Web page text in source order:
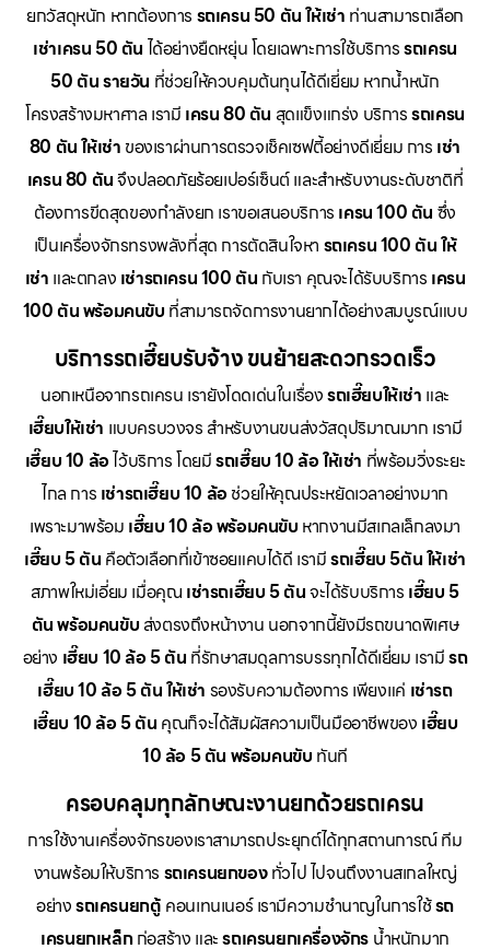
ยกวัสดุหนัก หากต้องการ รถเครน 50 ตัน ให้เช่า ท่านสามารถเลือก
เช่าเครน 50 ตัน ได้อย่างยืดหยุ่น โดยเฉพาะการใช้บริการรถเครน
50 ตัน รายวัน ที่ช่วยให้ควบคุมต้นทุนได้ดีเยี่ยม หากน้ำหนัก
โครงสร้างมหาศาล เรามี เครน 80 ตัน สุดแข็งแกร่ง บริการรถเครน
80 ตัน ให้เช่า ของเราผ่านการตรวจเช็คเซฟตี้อย่างดีเยี่ยม การ เช่า
เครน 80 ตันจึงปลอดภัยร้อยเปอร์เซ็นต์ และสำหรับงานระดับชาติที่
ต้องการขีดสุดของกำลังยก เราขอเสนอบริการ เครน 100 ตัน ซึ่ง
เป็นเครื่องจักรทรงพลังที่สุด การตัดสินใจหา รถเครน 100 ตัน ให้
เช่า และตกลง เช่ารถเครน 100 ตัน กับเรา คุณจะได้รับบริการ เครน
100 ตัน พร้อมคนขับ ที่สามารถจัดการงานยากได้อย่างสมบูรณ์แบบ
บริการรถเฮี๊ยบรับจ้าง ขนย้ายสะดวกรวดเร็ว
นอกเหนือจากรถเครน เรายังโดดเด่นในเรื่องรถเฮี๊ยบให้เช่า และ
เฮี๊ยบให้เช่า แบบครบวงจร สำหรับงานขนส่งวัสดุปริมาณมาก เรามี
เฮี๊ยบ 10 ล้อไว้บริการ โดยมีรถเฮี๊ยบ 10 ล้อ ให้เช่า ที่พร้อมวิ่งระยะ
ไกล การ เช่ารถเฮี๊ยบ 10 ล้อช่วยให้คุณประหยัดเวลาอย่างมาก
เพราะมาพร้อม เฮี๊ยบ 10 ล้อ พร้อมคนขับ หากงานมีสเกลเล็กลงมา
เฮี๊ยบ 5 ตัน คือตัวเลือกที่เข้าซอยแคบได้ดี เรามีรถเฮี๊ยบ 5ตัน ให้เช่า
สภาพใหม่เอี่ยม เมื่อคุณ เช่ารถเฮี๊ยบ 5 ตันจะได้รับบริการ เฮี๊ยบ 5
ตัน พร้อมคนขับ ส่งตรงถึงหน้างาน นอกจากนี้ยังมีรถขนาดพิเศษ
อย่าง เฮี๊ยบ 10 ล้อ 5 ตัน ที่รักษาสมดุลการบรรทุกได้ดีเยี่ยม เรามีรถ
เฮี๊ยบ 10 ล้อ 5 ตัน ให้เช่า รองรับความต้องการ เพียงแค่ เช่ารถ
เฮี๊ยบ 10 ล้อ 5 ตัน คุณก็จะได้สัมผัสความเป็นมืออาชีพของ เฮี๊ยบ
10 ล้อ 5 ตัน พร้อมคนขับ ทันที
ครอบคลุมทุกลักษณะงานยกด้วยรถเครน
การใช้งานเครื่องจักรของเราสามารถประยุกต์ได้ทุกสถานการณ์ ทีม
งานพร้อมให้บริการ รถเครนยกของทั่วไป ไปจนถึงงานสเกลใหญ่
อย่างรถเครนยกตู้ คอนเทนเนอร์ เรามีความชำนาญในการใช้รถ
เครนยกเหล็กก่อสร้าง และรถเครนยกเครื่องจักร น้ำหนักมาก